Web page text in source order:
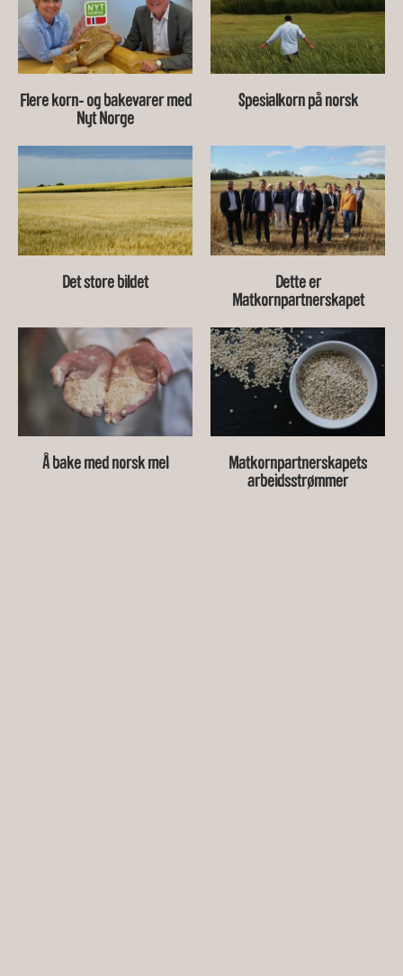
Flere korn- og bakevarer med
Nyt Norge
Spesialkorn på norsk
Det store bildet
Dette er
Matkornpartnerskapet
Å bake med norsk mel
Matkornpartnerskapets
arbeidsstrømmer